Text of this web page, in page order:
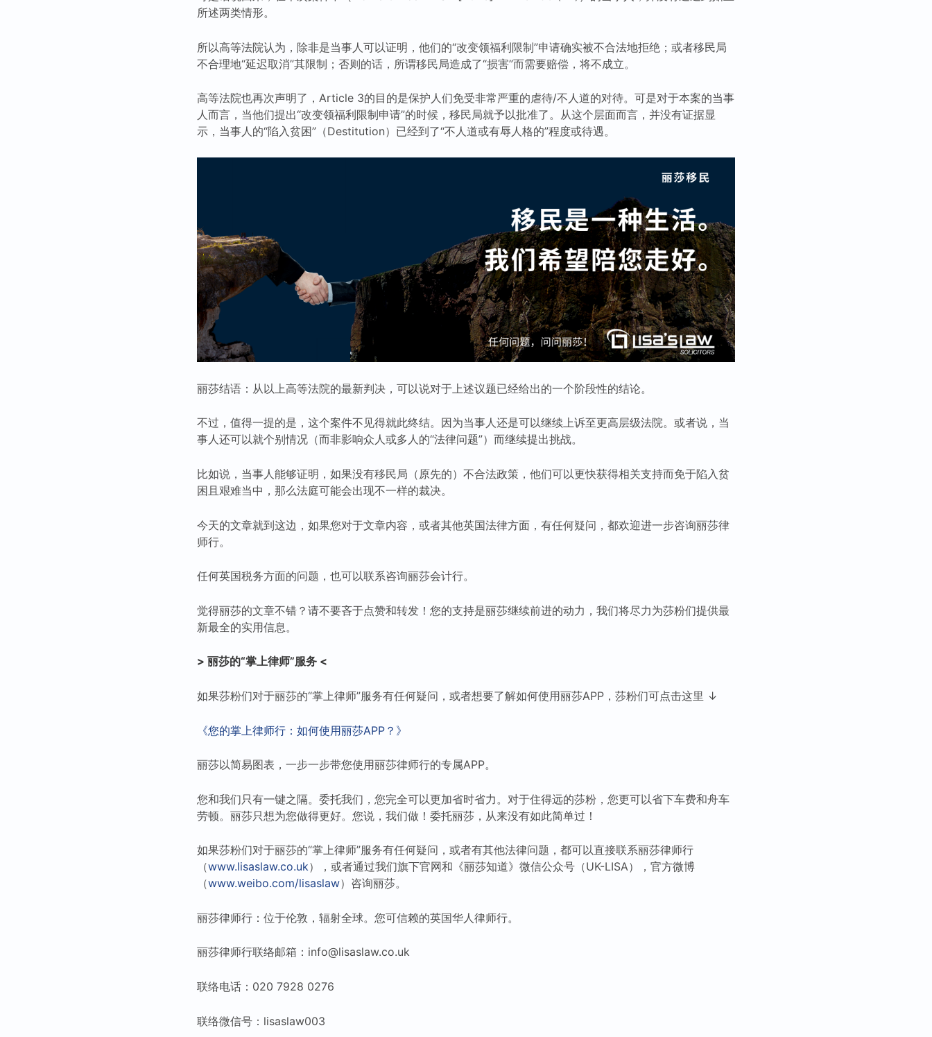
所述两类情形。
所以高等法院认为，除非是当事人可以证明，他们的“改变领福利限制”申请确实被不合法地拒绝；或者移民局
不合理地“延迟取消”其限制；否则的话，所谓移民局造成了“损害”而需要赔偿，将不成立。
高等法院也再次声明了，Article 3的目的是保护人们免受非常严重的虐待/不人道的对待。可是对于本案的当事
人而言，当他们提出“改变领福利限制申请”的时候，移民局就予以批准了。从这个层面而言，并没有证据显
示，当事人的“陷入贫困”（Destitution）已经到了“不人道或有辱人格的”程度或待遇。
丽莎结语：从以上高等法院的最新判决，可以说对于上述议题已经给出的一个阶段性的结论。
不过，值得一提的是，这个案件不见得就此终结。因为当事人还是可以继续上诉至更高层级法院。或者说，当
事人还可以就个别情况（而非影响众人或多人的“法律问题”）而继续提出挑战。
比如说，当事人能够证明，如果没有移民局（原先的）不合法政策，他们可以更快获得相关支持而免于陷入贫
困且艰难当中，那么法庭可能会出现不一样的裁决。
今天的文章就到这边，如果您对于文章内容，或者其他英国法律方面，有任何疑问，都欢迎进一步咨询丽莎律
师行。
任何英国税务方面的问题，也可以联系咨询丽莎会计行。
觉得丽莎的文章不错？请不要吝于点赞和转发！您的支持是丽莎继续前进的动力，我们将尽力为莎粉们提供最
新最全的实用信息。
> 丽莎的“掌上律师”服务 <
如果莎粉们对于丽莎的“掌上律师”服务有任何疑问，或者想要了解如何使用丽莎APP，莎粉们可点击这里 ↓
《您的掌上律师行：如何使用丽莎APP？》
丽莎以简易图表，一步一步带您使用丽莎律师行的专属APP。
您和我们只有一键之隔。委托我们，您完全可以更加省时省力。对于住得远的莎粉，您更可以省下车费和舟车
劳顿。丽莎只想为您做得更好。您说，我们做！委托丽莎，从来没有如此简单过！
如果莎粉们对于丽莎的“掌上律师”服务有任何疑问，或者有其他法律问题，都可以直接联系丽莎律师行
（www.lisaslaw.co.uk），或者通过我们旗下官网和《丽莎知道》微信公众号（UK-LISA），官方微博
（www.weibo.com/lisaslaw）咨询丽莎。
丽莎律师行：位于伦敦，辐射全球。您可信赖的英国华人律师行。
丽莎律师行联络邮箱：info@lisaslaw.co.uk
联络电话：020 7928 0276
联络微信号：lisaslaw003